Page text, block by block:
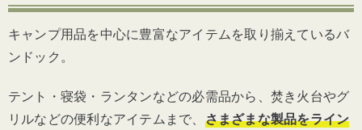
キャンプ用品を中心に豊富なアイテムを取り揃えているバ
ンドック。
テント・寝袋・ランタンなどの必需品から、焚き火台やグ
リルなどの便利なアイテムまで、 さまざまな製品をライン